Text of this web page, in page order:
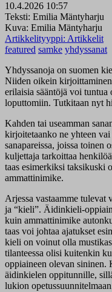
10.4.2026 10:57
Teksti: Emilia Mäntyharju
Kuva: Emilia Mäntyharju
Artikkelityyppi: Artikkelit
featured samke yhdyssanat
Yhdyssanoja on suomen
Niiden oikein kirjoittaminen
erilaisia sääntöjä voi tuntua
loputtomiin. Tutkitaan nyt
Kahden tai useamman
kirjoitetaanko ne yhteen
sanapareissa, joissa toinen
kuljettaja tarkoittaa
taas esimerkiksi taksikuski
ammattinimike.
Arjessa vastaamme tulevat
ja “kieli”. Äidinkieli-
kuin ammattinimike
taas voi johtaa ajatukset
kieli on voinut olla
tilanteessa olisi kuitenkin
oppiaineen olevan sininen.
äidinkielen oppitunnille,
lukion